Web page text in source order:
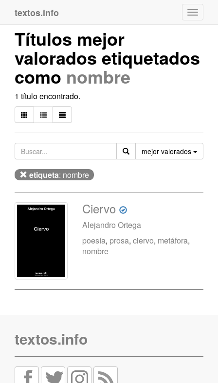
textos.info
Títulos mejor
valorados etiquetados
como nombre
1 título encontrado.
mejor valorados
etiqueta: nombre
Ciervo
Alejandro Ortega
poesía, prosa,ciervo, metáfora,
nombre
textos.info